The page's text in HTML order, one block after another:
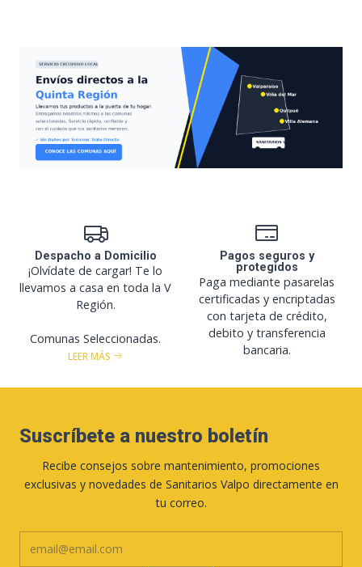
Despacho a Domicilio
¡Olvídate de cargar! Te lo
llevamos a casa en toda la V
Región.
Comunas Seleccionadas.
LEER MÁS
Pagos seguros y
protegidos
Paga mediante pasarelas
certificadas y encriptadas
con tarjeta de crédito,
debito y transferencia
bancaria.
Suscríbete a nuestro boletín
Recibe consejos sobre mantenimiento, promociones
exclusivas y novedades de Sanitarios Valpo directamente en
tu correo.